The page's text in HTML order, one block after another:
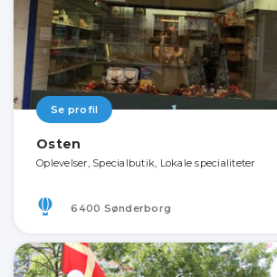
Se profil
Osten
Oplevelser, Specialbutik, Lokale specialiteter
6400 Sønderborg